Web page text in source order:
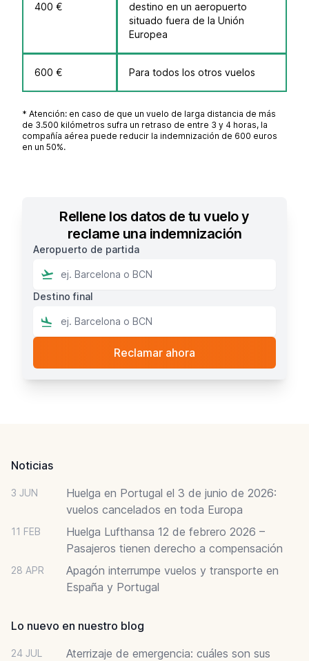
400 €
destino en un aeropuerto
situado fuera de la Unión
Europea
600 € Para todos los otros vuelos
* Atención: en caso de que un vuelo de larga distancia de más
de 3.500 kilómetros sufra un retraso de entre 3 y 4 horas, la
compañía aérea puede reducir la indemnización de 600 euros
en un 50%.
Rellene los datos de tu vuelo y
reclame una indemnización
Aeropuerto de partida
Destino final
Noticias
3 JUN
Huelga en Portugal el 3 de junio de 2026:
vuelos cancelados en toda Europa
11 FEB
Huelga Lufthansa 12 de febrero 2026 –
Pasajeros tienen derecho a compensación
28 APR
Apagón interrumpe vuelos y transporte en
España y Portugal
Lo nuevo en nuestro blog
24 JUL
Aterrizaje de emergencia: cuáles son sus